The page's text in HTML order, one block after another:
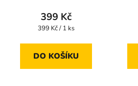
399 Kč
Měrná
399 Kč / 1 ks
DO KOŠÍKU